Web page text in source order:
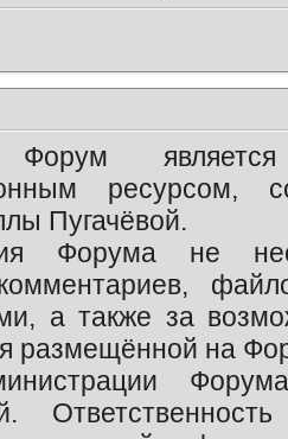
является
ресурсом,
Пугачёвой.
Форума не
а также за
размещённой на